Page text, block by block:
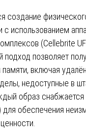
создание
с использованием
(Cellebrite
подход позволяет
включая
недоступные в
образ
для обеспечения